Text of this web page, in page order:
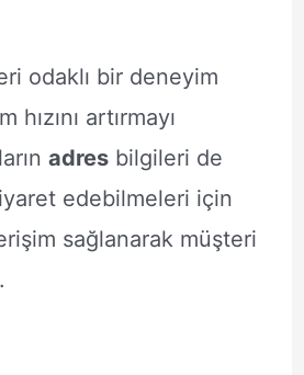
odaklı bir deneyim
artırmayı
adresbilgileri de
edebilmeleri için
sağlanarak müşteri